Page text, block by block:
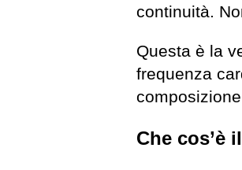
continuità.
Questa è la
frequenza
Che cos’è